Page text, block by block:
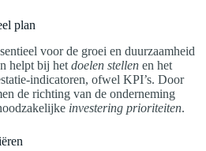
plan
voor de groei en duurzaamheid
helpt bij het doelen stellen en het
indicatoren, ofwel KPI’s. Door
de richting van de onderneming
investering prioriteiten.